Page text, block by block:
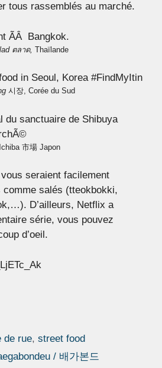
tous rassemblés au marché.
ตลาด, Thaïlande
시장, Corée du Sud
Ichiba 市場 Japon
seraient facilement
salés (tteokbokki,
D’ailleurs, Netflix a
série, vous pouvez
d’oeil.
de rue,street food
/ 배가본드